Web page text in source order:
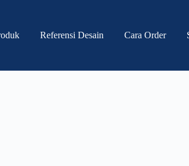
Referensi Desain Cara Order